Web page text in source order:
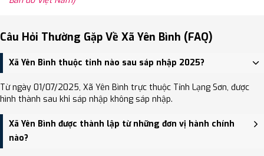
Câu Hỏi Thường Gặp Về Xã Yên Bình (FAQ)
Xã Yên Bình thuộc tỉnh nào sau sáp nhập 2025?
Từ ngày 01/07/2025, Xã Yên Bình trực thuộc Tỉnh Lạng Sơn, được
hình thành sau khi sáp nhập không sáp nhập.
Xã Yên Bình được thành lập từ những đơn vị hành chính
nào?